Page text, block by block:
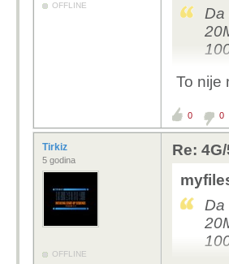
OFFLINE
Da
To nije
0 0
Tirkiz
5 godina
OFFLINE
Re:
Da